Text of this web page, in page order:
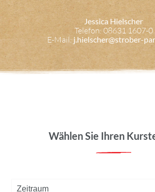
Jessica Hielscher
Telefon: 08631 1607-0
E-Mail:j.hielscher@strober-
Wählen Sie Ihren